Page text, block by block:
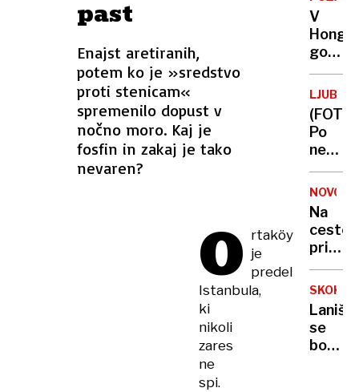
past
Enajst aretiranih,
potem ko je »sredstvo
proti stenicam«
spremenilo dopust v
nočno moro. Kaj je
fosfin in zakaj je tako
nevaren?
O rtaköy
je
predel
Istanbula,
ki
nikoli
zares
ne
spi.
bosta
mogla
na
V
gorijo
umrle
štiri
osebe,
tudi
gasilec
(FOTO)
Po
je
cesta
znova
NOVOST
Na
ceste
znaki
z
robom,
toda
kaj
SKOKI
se
bo